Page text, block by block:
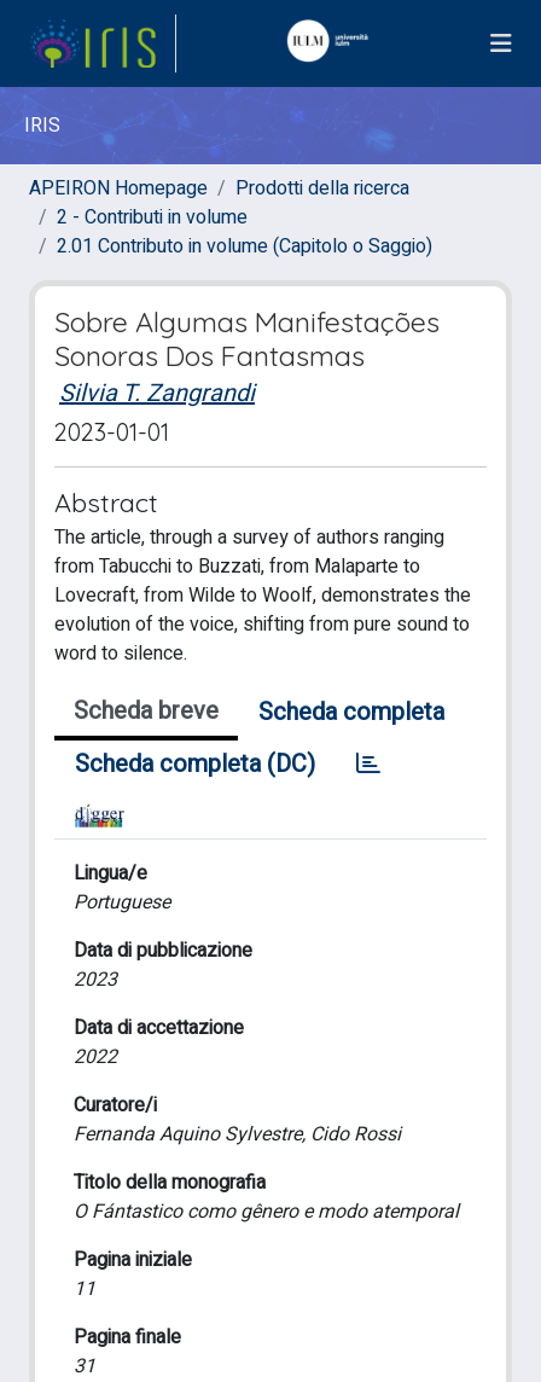
IRIS
APEIRON Homepage
Prodotti della ricerca
2 - Contributi in volume
2.01 Contributo in volume (Capitolo o Saggio)
Sobre Algumas Manifestações
Sonoras Dos Fantasmas
Silvia T. Zangrandi
2023-01-01
Abstract
The article, through a survey of authors ranging
from Tabucchi to Buzzati, from Malaparte to
Lovecraft, from Wilde to Woolf, demonstrates the
evolution of the voice, shifting from pure sound to
word to silence.
Scheda breve
Scheda completa
Scheda completa (DC)
Lingua/e
Portuguese
Data di pubblicazione
2023
Data di accettazione
2022
Curatore/i
Fernanda Aquino Sylvestre, Cido Rossi
Titolo della monografia
O Fántastico como gênero e modo atemporal
Pagina iniziale
11
Pagina finale
31